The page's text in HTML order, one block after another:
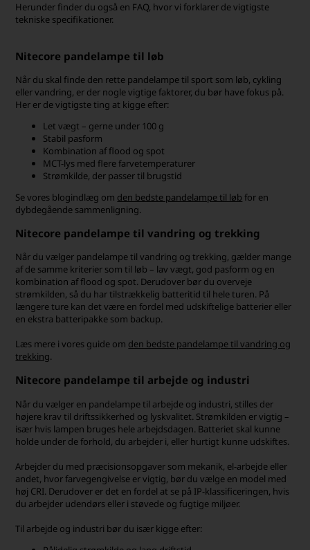
Herunder finder du også en FAQ, hvor vi forklarer de vigtigste
tekniske specifikationer.
Nitecore pandelampe til løb
Når du skal finde den rette pandelampe til sport som løb, cykling
eller vandring, er der nogle vigtige faktorer, du bør have fokus på.
Her er de vigtigste ting at kigge efter:
Let vægt – gerne under 100 g
Stabil pasform
Kombination af flood og spot
MCT-lys med flere farvetemperaturer
Strømkilde, der passer til brugstid
Se vores blogindlæg om den bedste pandelampe til løb for en
dybdegående sammenligning.
Nitecore pandelampe til vandring og trekking
Når du vælger pandelampe til vandring og trekking, gælder mange
af de samme kriterier som til løb – lav vægt, god pasform og en
kombination af flood og spot. Derudover bør du overveje
strømkilden, så du har tilstrækkelig batteritid til hele turen. På
længere ture kan det være en fordel med udskiftelige batterier eller
en ekstra batteripakke som backup.
Læs mere i vores guide om den bedste pandelampe til vandring og
trekking.
Nitecore pandelampe til arbejde og industri
Når du vælger en pandelampe til arbejde og industri, stilles der
højere krav til driftssikkerhed og lyskvalitet. Strømkilden er vigtig –
især hvis lampen bruges hele arbejdsdagen. Batteriet skal kunne
holde under de forhold, du arbejder i, eller hurtigt kunne udskiftes.
Arbejder du med præcisionsopgaver som mekanik, el-arbejde eller
andet, hvor farvegengivelse er vigtig, bør du vælge en model med
høj CRI. Derudover er det en fordel at se på IP-klassificeringen, hvis
du arbejder udendørs eller i støvede og fugtige miljøer.
Til arbejde og industri bør du især kigge efter: